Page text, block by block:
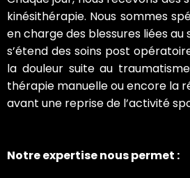
kinésithérapie. Nous sommes
en charge des blessures liées
s’étend des soins post
la douleur suite au
thérapie manuelle ou encore la
avant une reprise de l’activité
Notre expertise nous permet :